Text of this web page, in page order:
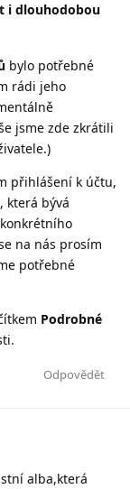
i dlouhodobou
bylo potřebné
rádi jeho
jsme zde zkrátili
přihlášení k účtu,
která bývá
na nás prosím
potřebné
Podrobné
Odpovědět
alba,která